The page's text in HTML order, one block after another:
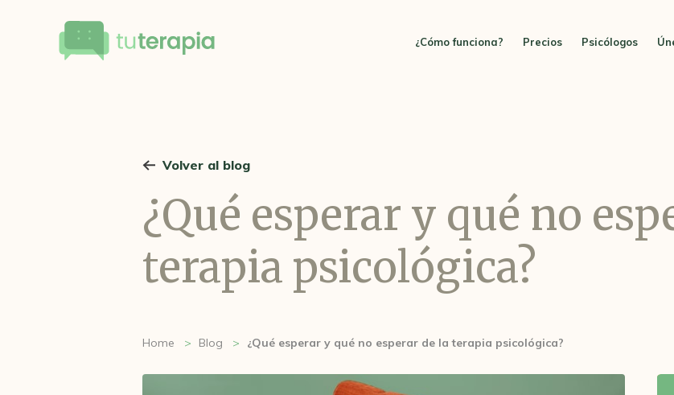
¿Cómo funciona? Precios Psicólogos
Volver al blog
¿Qué esperar y qué no
terapia psicológica?
Home Blog ¿Qué esperar y qué no esperar de la terapia psicológica?